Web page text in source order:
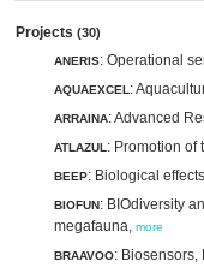
Projects (30)
ANERIS: Operational
AQUAEXCEL :
ARRAINA: Advanced
ATLAZUL : Promotion of
BEEP: Biological
BIOFUN: BIOdiversity
megafauna, more
BRAAVOO: Biosensors,